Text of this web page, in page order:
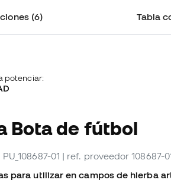
(6) Tabla
potenciar:
Bota de fútbol
01 | ref. proveedor 108687-
para utilizar en campos de hierba